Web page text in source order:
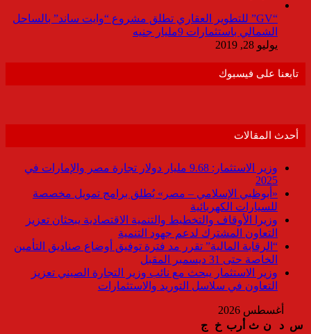
“GV” للتطوير العقاري تطلق مشروع “وايت ساند” بالساحل
الشمالي باستثمارات 9مليار جنيه
يوليو 28, 2019
تابعنا على فيسبوك
أحدث المقالات
وزير الاستثمار: 9.68 مليار دولار تجارة مصر والإمارات في
2025
«أبوظبي الإسلامي – مصر» يُطلق برامج تمويل مخصصة
للسيارات الكهربائية
وزيرا الأوقاف والتخطيط والتنمية الاقتصادية يبحثان تعزيز
التعاون المشترك لدعم جهود التنمية
“الرقابة المالية” تقرر مد فترة توفيق أوضاع صناديق التأمين
الخاصة حتى 31 ديسمبر المقبل
وزير الاستثمار يبحث مع نائب وزير التجارة الصيني تعزيز
التعاون في سلاسل التوريد والاستثمارات
أغسطس 2026
س د ن ث أرب خ
ج